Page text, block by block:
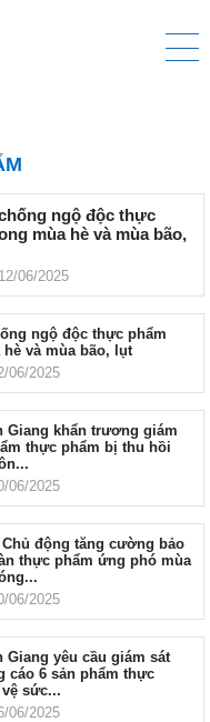
ngộ độc thực
mùa hè và mùa bão,
06/2025
ngộ độc thực phẩm
và mùa bão, lụt
06/2025
Giang khẩn trương giám
thực phẩm bị thu hồi
06/2025
động tăng cường bảo
thực phẩm ứng phó mùa
06/2025
Giang yêu cầu giám sát
cáo 6 sản phẩm thực
sức...
06/2025